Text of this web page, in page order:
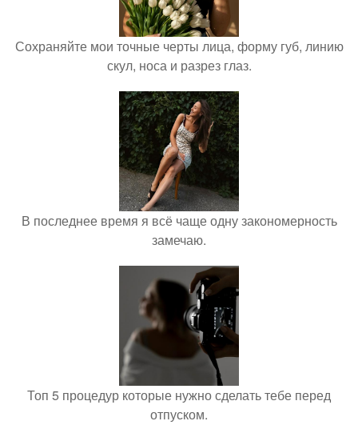
Сохраняйте мои точные черты лица, форму губ, линию
скул, носа и разрез глаз.
В последнее время я всё чаще одну закономерность
замечаю.
Топ 5 процедур которые нужно сделать тебе перед
отпуском.